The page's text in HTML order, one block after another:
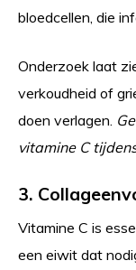
bloedcellen, die
Onderzoek laat
verkoudheid of
doen verlagen.
vitamine C
3.
Vitamine C is
een eiwit dat